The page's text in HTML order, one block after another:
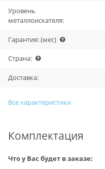
Уровень
металлоискателя:
Гарантия:(мес)
Страна:
Доставка:
Все характеристики
Комплектация
Что у Вас будет в заказе: